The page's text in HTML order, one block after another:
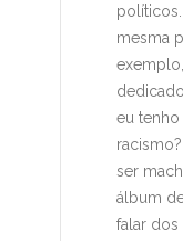
mesma
eu
ser
álbum
falar dos